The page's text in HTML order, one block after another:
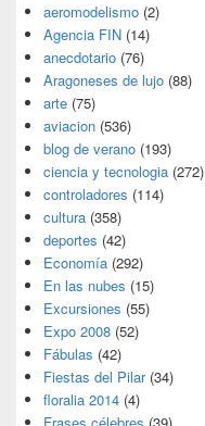
aeromodelismo (2)
Agencia FIN (14)
anecdotario (76)
Aragoneses de lujo (88)
arte (75)
aviacion (536)
blog de verano (193)
ciencia y tecnologia (272)
controladores (114)
cultura (358)
deportes (42)
Economía (292)
En las nubes (15)
Excursiones (55)
Expo 2008 (52)
Fábulas (42)
Fiestas del Pilar(34)
floralia 2014 (4)